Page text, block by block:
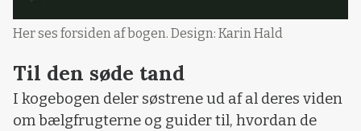
Her ses forsiden af bogen. Design: Karin Hald
Til den søde tand
I kogebogen deler søstrene ud af al deres viden
om bælgfrugterne og guider til, hvordan de